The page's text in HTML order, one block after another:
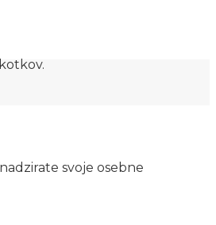
svoje osebne